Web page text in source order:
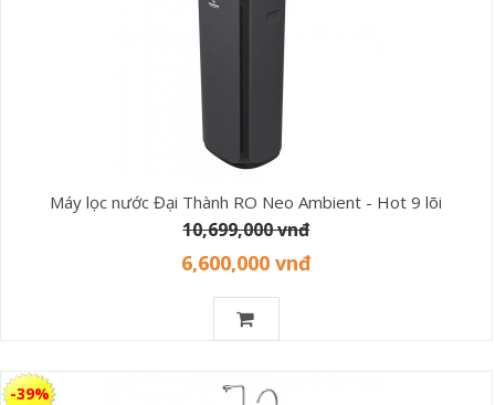
Máy lọc nước Đại Thành RO Neo Ambient - Hot 9 lõi
10,699,000 vnđ
6,600,000 vnđ
-39%